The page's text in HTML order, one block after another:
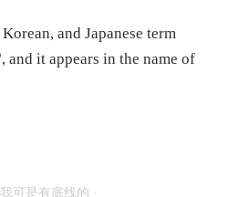
and Japanese term
and it appears in the name of
我可是有底线的 ·